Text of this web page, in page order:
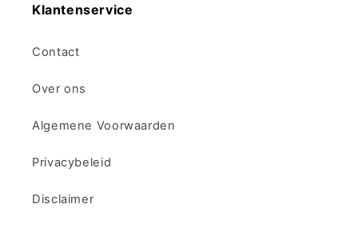
Klantenservice
Contact
Over ons
Algemene Voorwaarden​
Privacybeleid
Disclaimer